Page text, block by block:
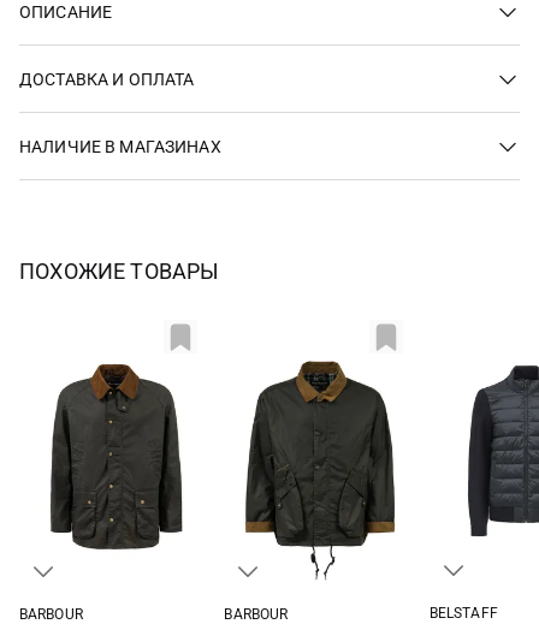
ОПИСАНИЕ
ДОСТАВКА И ОПЛАТА
НАЛИЧИЕ В МАГАЗИНАХ
ПОХОЖИЕ ТОВАРЫ
BARBOUR
BARBOUR
BELSTAFF